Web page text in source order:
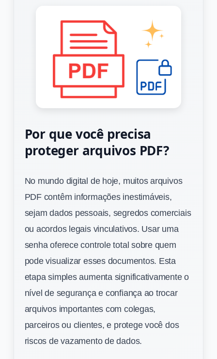
Por que você precisa
proteger arquivos PDF?
No mundo digital de hoje, muitos arquivos
PDF contêm informações inestimáveis,
sejam dados pessoais, segredos comerciais
ou acordos legais vinculativos. Usar uma
senha oferece controle total sobre quem
pode visualizar esses documentos. Esta
etapa simples aumenta significativamente o
nível de segurança e confiança ao trocar
arquivos importantes com colegas,
parceiros ou clientes, e protege você dos
riscos de vazamento de dados.